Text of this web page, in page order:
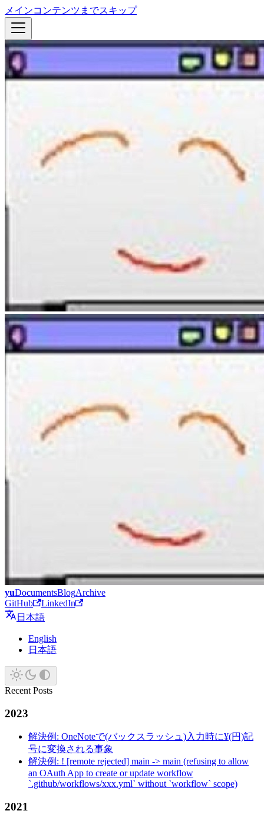
メインコンテンツまでスキップ
yuDocumentsBlogArchive
GitHub
LinkedIn
日本語
English
日本語
Recent Posts
2023
解決例: OneNoteで(バックスラッシュ)入力時に¥(円)記
号に変換される事象
解決例: ! [remote rejected] main -> main (refusing to allow
an OAuth App to create or update workflow
`.github/workflows/xxx.yml` without `workflow` scope)
2021